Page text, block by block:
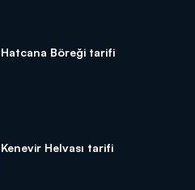
Hatcana Böreği tarifi
Kenevir Helvası tarifi